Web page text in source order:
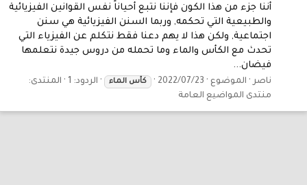
أننا جزء من هذا الكون فإننا نتبع أحياناً نفس القوانين الفيزيائية
والطبيعية التي تحكمه, وربما السنن الفيزيائية هي سنن
اجتماعية, ولكن هذا لا يهم دعنا فقط نتكلم عن الفيزياء التي
تحدث مع الكأس والماء وما تحمله من دروس جيدة نتعلمها
فيضان...
ناصر الموضوع 2022/07/23 كأس الماء الردود: 1
المنتدى:
منتدى المواضيع العامة